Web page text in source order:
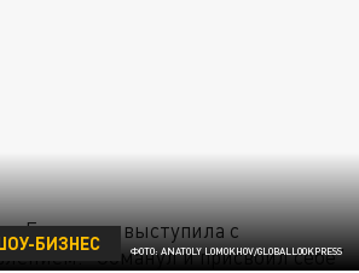
ФОТО: ANATOLY LOMOKHOV/GLOBALLOOKPRESS
БИЗНЕС